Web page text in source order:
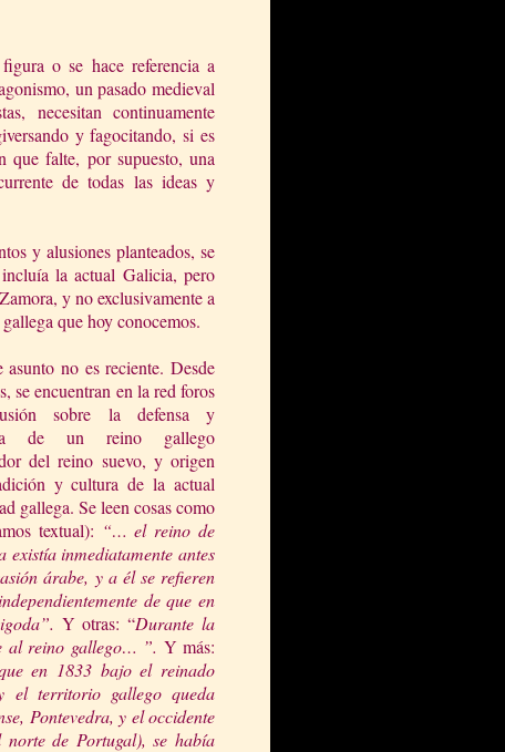
o se hace referencia a
un pasado medieval
necesitan continuamente
y fagocitando, si es
que falte, por supuesto, una
de todas las ideas y
y alusiones planteados, se
la actual Galicia, pero
y no exclusivamente a
que hoy conocemos.
asunto no es reciente. Desde
se encuentran en la red foros
sobre la defensa y
de un reino gallego
del reino suevo, y origen
y cultura de la actual
gallega. Se leen cosas como
textual): “… el reino de
existíainmediatamente antes
árabe, y a él se refieren
de que en
Y otras: “Durantela
al reino gallego… ”. Y más:
en 1833 bajo el reinado
el territorio gallego queda
Pontevedra, y el occidente
norte de Portugal), se había